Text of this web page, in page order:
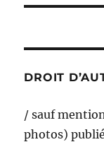
DROIT
/ sauf
photos)